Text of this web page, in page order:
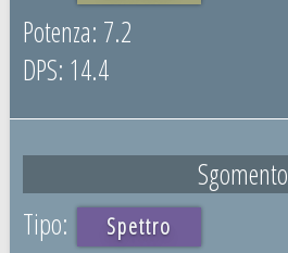
7.2
14.4
Sgomento
Spettro